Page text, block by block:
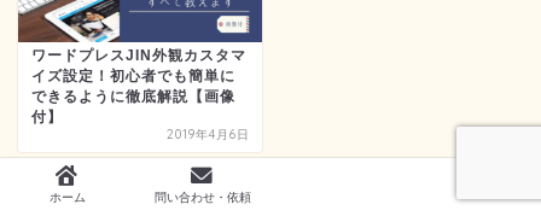
ワードプレスJIN外観カスタマ
イズ設定！初心者でも簡単に
できるように徹底解説【画像
付】
2019年4月6日
ホーム 問い合わせ・依頼